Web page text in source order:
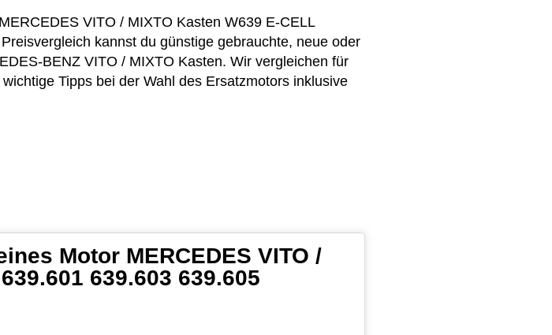
VITO / MIXTO Kasten W639 E-CELL
kannst du günstige gebrauchte, neue oder
BENZ VITO / MIXTO Kasten. Wir vergleichen für
Tipps bei der Wahl des Ersatzmotors inklusive
Motor MERCEDES VITO /
639.603 639.605